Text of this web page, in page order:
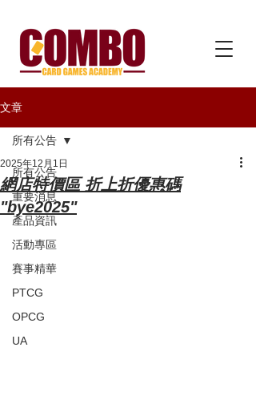
文章
所有公告
重要消息
產品資訊
活動專區
賽事精華
PTCG
OPCG
UA
所有公告
網店特價區 折上折優惠碼
"bye2025"
2025年12月1日